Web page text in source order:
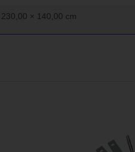
230,00 × 140,00 cm